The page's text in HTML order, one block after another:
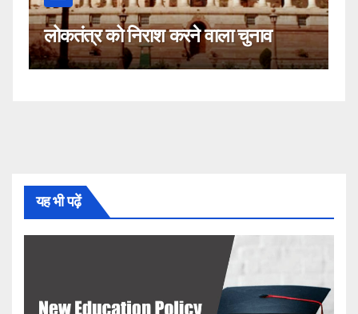
कहीं यह सीजेआई के खिलाफ साजिश तो
नहीं!
यह भी पढ़ें